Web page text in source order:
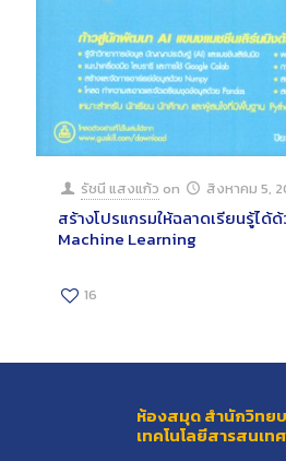
รัชนี แสงแก้ว on สิงหาคม 5,
สร้างโปรแกรมให้ฉลาดเรียนรู้ได้
Machine Learning
16
ห้องสมุด สำนักวิทย
เทคโนโลยีสารสนเทศ